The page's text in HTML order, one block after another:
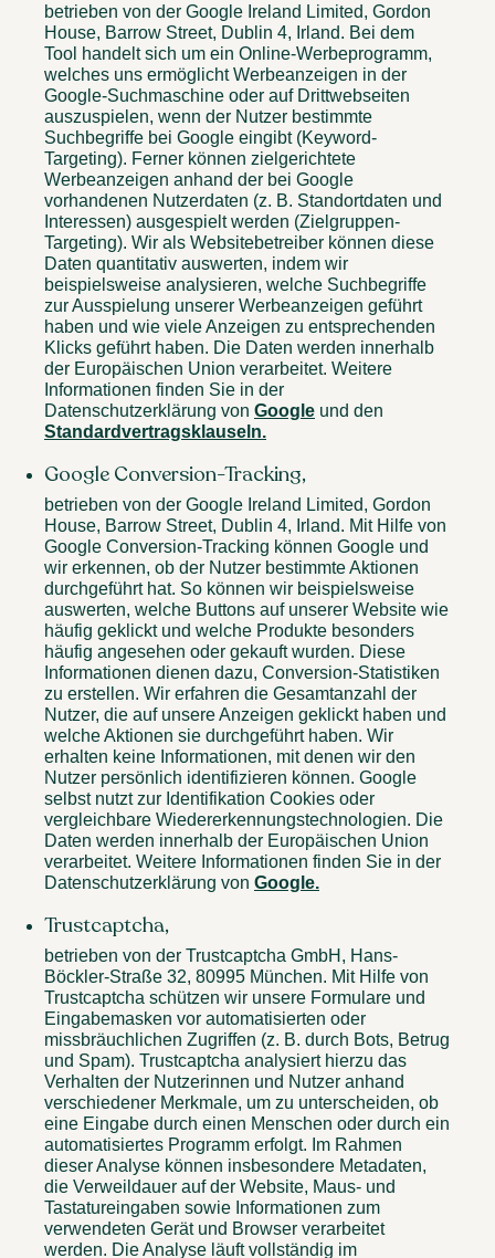
betrieben von der Google Ireland Limited, Gordon
House, Barrow Street, Dublin 4, Irland. Bei dem
Tool handelt sich um ein Online-Werbeprogramm,
welches uns ermöglicht Werbeanzeigen in der
Google-Suchmaschine oder auf Drittwebseiten
auszuspielen, wenn der Nutzer bestimmte
Suchbegriffe bei Google eingibt (Keyword-
Targeting). Ferner können zielgerichtete
Werbeanzeigen anhand der bei Google
vorhandenen Nutzerdaten (z. B. Standortdaten und
Interessen) ausgespielt werden (Zielgruppen-
Targeting). Wir als Websitebetreiber können diese
Daten quantitativ auswerten, indem wir
beispielsweise analysieren, welche Suchbegriffe
zur Ausspielung unserer Werbeanzeigen geführt
haben und wie viele Anzeigen zu entsprechenden
Klicks geführt haben. Die Daten werden innerhalb
der Europäischen Union verarbeitet. Weitere
Informationen finden Sie in der
Datenschutzerklärung von Google und den
Standardvertragsklauseln.
Google Conversion-Tracking,
betrieben von der Google Ireland Limited, Gordon
House, Barrow Street, Dublin 4, Irland. Mit Hilfe von
Google Conversion-Tracking können Google und
wir erkennen, ob der Nutzer bestimmte Aktionen
durchgeführt hat. So können wir beispielsweise
auswerten, welche Buttons auf unserer Website wie
häufig geklickt und welche Produkte besonders
häufig angesehen oder gekauft wurden. Diese
Informationen dienen dazu, Conversion-Statistiken
zu erstellen. Wir erfahren die Gesamtanzahl der
Nutzer, die auf unsere Anzeigen geklickt haben und
welche Aktionen sie durchgeführt haben. Wir
erhalten keine Informationen, mit denen wir den
Nutzer persönlich identifizieren können. Google
selbst nutzt zur Identifikation Cookies oder
vergleichbare Wiedererkennungstechnologien. Die
Daten werden innerhalb der Europäischen Union
verarbeitet. Weitere Informationen finden Sie in der
Datenschutzerklärung von Google.
Trustcaptcha,
betrieben von der Trustcaptcha GmbH, Hans-
Böckler-Straße 32, 80995 München. Mit Hilfe von
Trustcaptcha schützen wir unsere Formulare und
Eingabemasken vor automatisierten oder
missbräuchlichen Zugriffen (z. B. durch Bots, Betrug
und Spam). Trustcaptcha analysiert hierzu das
Verhalten der Nutzerinnen und Nutzer anhand
verschiedener Merkmale, um zu unterscheiden, ob
eine Eingabe durch einen Menschen oder durch ein
automatisiertes Programm erfolgt. Im Rahmen
dieser Analyse können insbesondere Metadaten,
die Verweildauer auf der Website, Maus- und
Tastatureingaben sowie Informationen zum
verwendeten Gerät und Browser verarbeitet
werden. Die Analyse läuft vollständig im